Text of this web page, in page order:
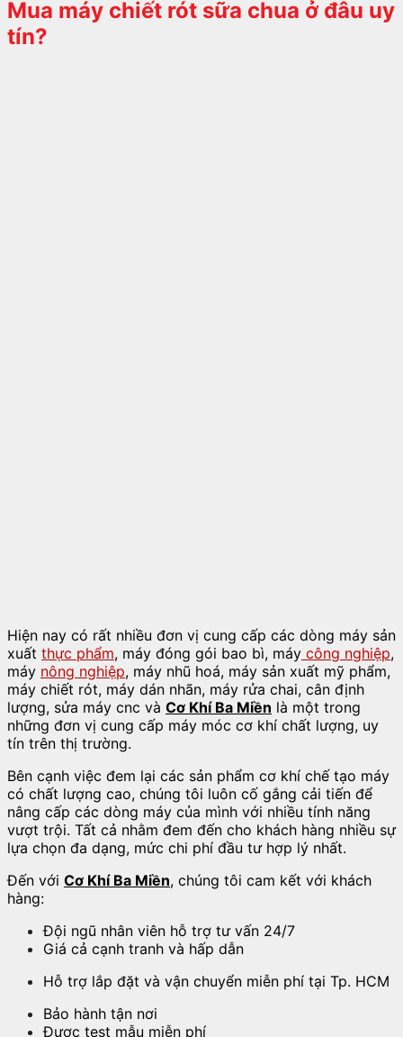
Mua máy chiết rót sữa chua ở đâu uy
tín?
Hiện nay có rất nhiều đơn vị cung cấp các dòng máy sản
xuất thực phẩm, máy đóng gói bao bì, máy công nghiệp,
máy nông nghiệp, máy nhũ hoá, máy sản xuất mỹ phẩm,
máy chiết rót, máy dán nhãn, máy rửa chai, cân định
lượng, sửa máy cnc và Cơ Khí Ba Miền là một trong
những đơn vị cung cấp máy móc cơ khí chất lượng, uy
tín trên thị trường.
Bên cạnh việc đem lại các sản phẩm cơ khí chế tạo máy
có chất lượng cao, chúng tôi luôn cố gắng cải tiến để
nâng cấp các dòng máy của mình với nhiều tính năng
vượt trội. Tất cả nhằm đem đến cho khách hàng nhiều sự
lựa chọn đa dạng, mức chi phí đầu tư hợp lý nhất.
Đến với Cơ Khí Ba Miền, chúng tôi cam kết với khách
hàng:
Đội ngũ nhân viên hỗ trợ tư vấn 24/7
Giá cả cạnh tranh và hấp dẫn
Hỗ trợ lắp đặt và vận chuyển miễn phí tại Tp. HCM
Bảo hành tận nơi
Được test mẫu miễn phí